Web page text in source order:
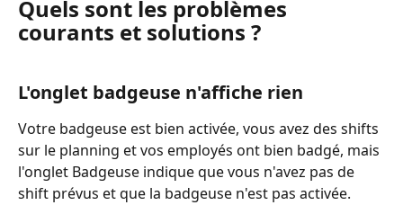
Quels sont les problèmes
courants et solutions ?
L'onglet badgeuse n'affiche rien
Votre badgeuse est bien activée, vous avez des shifts
sur le planning et vos employés ont bien badgé, mais
l'onglet Badgeuse indique que vous n'avez pas de
shift prévus et que la badgeuse n'est pas activée.